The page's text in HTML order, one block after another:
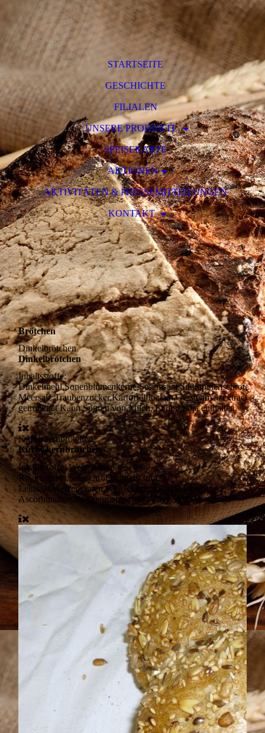
STARTSEITE
GESCHICHTE
FILIALEN
UNSERE PRODUKTE
SPEISEKARTE
AKTIONEN
AKTIVITÄTEN & PRESSEMITTEILUNGEN
KONTAKT
Brötchen
Dinkelbrötchen
Dinkelbrötchen
Inhaltsstoffe:
Dinkelmehl,Sonenblumenkerne,Sesamsaat,Süßlupinenschrot,
Meersalz,Traubenzucker,Kartoffelflocken,Gerstenmalzextract
getrocknet Kann Spuren von Milch, Ei und Soja enthalten.
Kürbiskernbrötchen
Kürbiskernbrötchen
Inhaltsstoffe:Weizenmehl,
Roggenmehl,Sojaschrot,Dinkelschrot,
Leinsaat,Weizengluten,Salz,Roggenmalz,Sojamehl,
Ascorbinsäure,Roggenmalzpulver Allergene:Gluten,Soja